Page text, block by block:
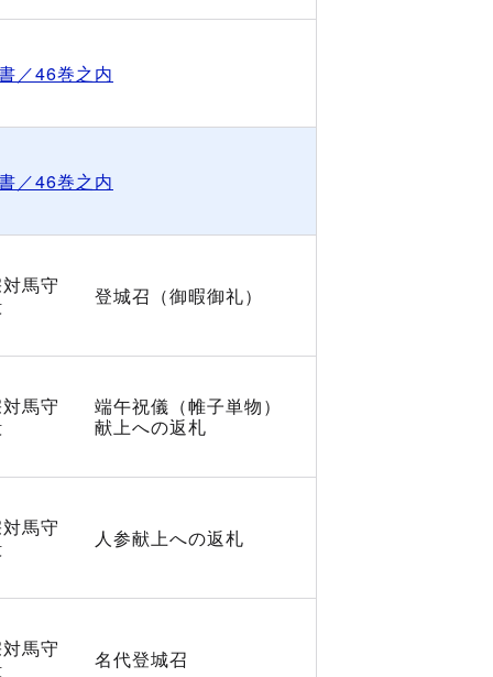
／46巻之内
／46巻之内
馬守
登城召（御暇御礼）
馬守
端午祝儀（帷子単物）
献上への返札
馬守
人参献上への返札
馬守
名代登城召